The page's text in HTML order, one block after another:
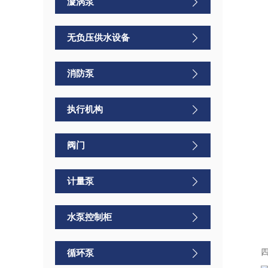
无负压供水设备
消防泵
执行机构
阀门
计量泵
水泵控制柜
循环泵